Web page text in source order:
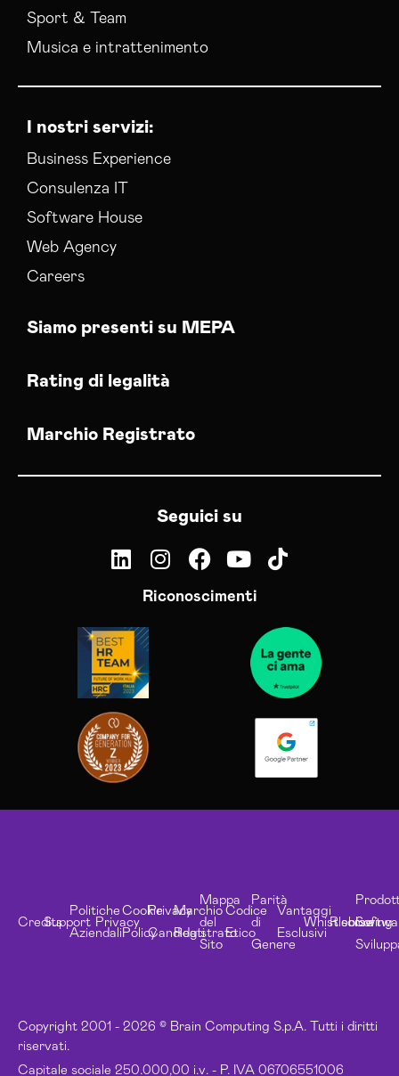
Sport & Team
Musica e intrattenimento
I nostri servizi:
Business Experience
Consulenza IT
Software House
Web Agency
Careers
Siamo presenti su MEPA
Rating di legalità
Marchio Registrato
Seguici su
Riconoscimenti
Copyright 2001 - 2026 © Brain Computing S.p.A. Tutti i diritti
riservati.
Capitale sociale 250.000,00 i.v. - P. IVA 06706551006
CreditsSupport
Politiche
Aziendali
Privacy
Cookie
Policy
Privacy
Candidati
Marchio
Registrato
Mappa
del
Sito
Codice
Etico
Parità
di
Genere
Vantaggi
Esclusivi
Whistleblowing
Risorse